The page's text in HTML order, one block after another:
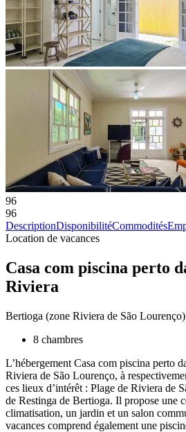
96
96
DescriptionDisponibilitéCommodités
Location de vacances
Casa com piscina perto
Riviera
Bertioga (zone Riviera de São Lourenço)
8 chambres
L’hébergement Casa com piscina perto
Riviera de São Lourenço, à
ces lieux d’intérêt : Plage de Riviera de
de Restinga de Bertioga. Il propose une
climatisation, un jardin et un salon
vacances comprend également une